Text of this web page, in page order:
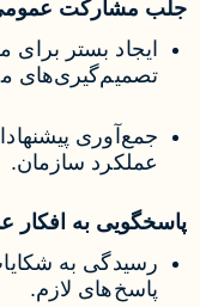
جلب مشارکت
ایجاد بستر
تصمیم‌گیری‌های
جمع‌آوری
عملکرد سازمان.
پاسخگویی به افکار
رسیدگی به
پاسخ‌های لازم.